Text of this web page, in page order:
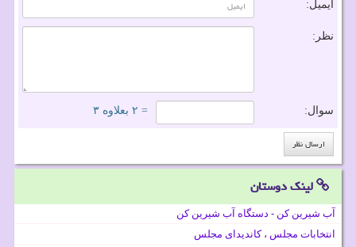
ایمیل:
نظر:
سوال: = ۲ بعلاوه ۳
لینک دوستان
آب شیرین کن - دستگاه آب شیرین کن
انتخابات مجلس ، کاندیدای مجلس